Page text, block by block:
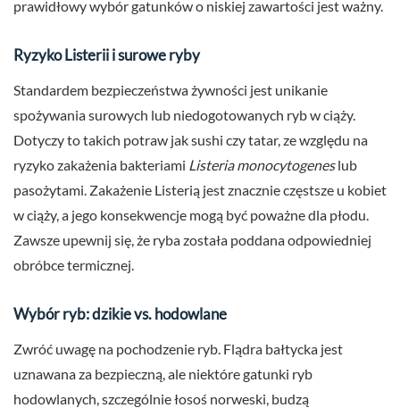
prawidłowy wybór gatunków o niskiej zawartości jest ważny.
Ryzyko Listerii i surowe ryby
Standardem bezpieczeństwa żywności jest unikanie
spożywania surowych lub niedogotowanych ryb w ciąży.
Dotyczy to takich potraw jak sushi czy tatar, ze względu na
ryzyko zakażenia bakteriami Listeria monocytogeneslub
pasożytami. Zakażenie Listerią jest znacznie częstsze u kobiet
w ciąży, a jego konsekwencje mogą być poważne dla płodu.
Zawsze upewnij się, że ryba została poddana odpowiedniej
obróbce termicznej.
Wybór ryb: dzikie vs. hodowlane
Zwróć uwagę na pochodzenie ryb. Flądra bałtycka jest
uznawana za bezpieczną, ale niektóre gatunki ryb
hodowlanych, szczególnie łosoś norweski, budzą